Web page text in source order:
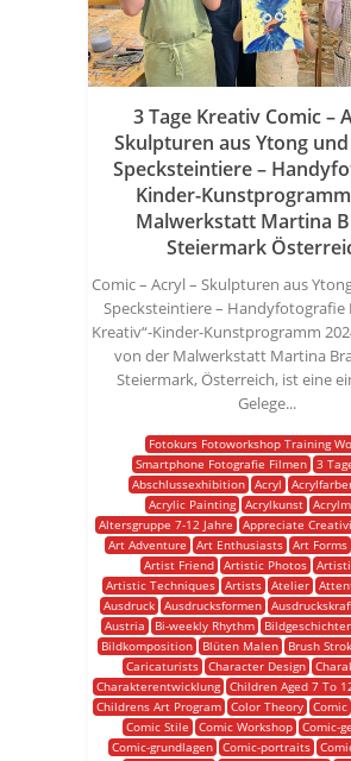
3 Tage Kreativ Comic –
Skulpturen aus Ytong
Specksteintiere –
Kinder-
Malwerkstatt Martina
Steiermark
Comic – Acryl – Skulpturen aus
Specksteintiere – Handyfotografie
Kreativ“-Kinder-Kunstprogramm
von der Malwerkstatt Martina
Steiermark, Österreich, ist eine
Gelege...
Fotokurs Fotoworkshop Training
Smartphone Fotografie Filmen
3
Abschlussexhibition
Acryl
Acrylic Painting Acrylkunst
Altersgruppe 7-12 Jahre
Appreciate
Art Adventure
Art Enthusiasts Art Forms
Artist Friend Artistic Photos
Artistic Techniques
Artists Atelier
Ausdruck Ausdrucksformen
Austria
Bi-weekly Rhythm
Bildkomposition
Blüten Malen Brush
Caricaturists
Character Design
Charakterentwicklung
Children Aged 7 To
Childrens Art Program Color Theory Comic
Comic Stile
Comic Workshop
Comic-
Comic-grundlagen Comic-portraits